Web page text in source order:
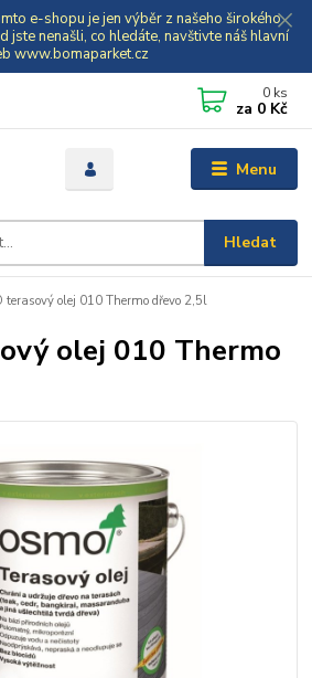
e-shopu je jen výběr z našeho širokého
jste nenašli, co hledáte, navštivte náš hlavní
www.bomaparket.cz
Menu
Hledat
0 ks
za 0 Kč
terasový olej 010 Thermo dřevo 2,5l
olej 010 Thermo